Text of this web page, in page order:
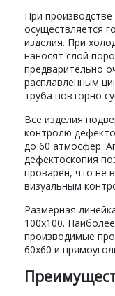
При
осуществляется
изделия. При
наносят слой
предварительно
расплавленным
труба повторно
Все изделия
контролю
до 60 атмосфер.
дефектоскопия
проварен, что не
визуальным
Размерная
100х100.
производимые
60х60 и